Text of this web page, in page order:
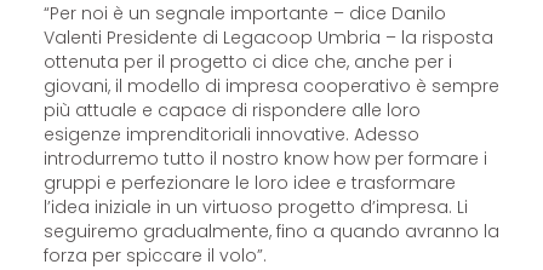
“Per noi è un segnale importante – dice Danilo
Valenti Presidente di Legacoop Umbria – la risposta
ottenuta per il progetto ci dice che, anche per i
giovani, il modello di impresa cooperativo è sempre
più attuale e capace di rispondere alle loro
esigenze imprenditoriali innovative. Adesso
introdurremo tutto il nostro know how per formare i
gruppi e perfezionare le loro idee e trasformare
l’idea iniziale in un virtuoso progetto d’impresa. Li
seguiremo gradualmente, fino a quando avranno la
forza per spiccare il volo”.